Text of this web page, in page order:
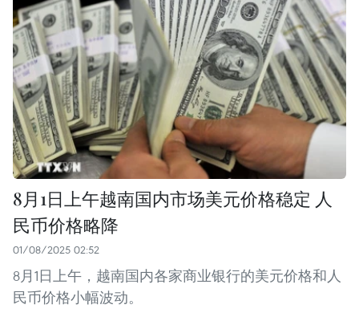
8月1日上午越南国内市场美元价格稳定 人
民币价格略降
01/08/2025 02:52
8月1日上午，越南国内各家商业银行的美元价格和人
民币价格小幅波动。